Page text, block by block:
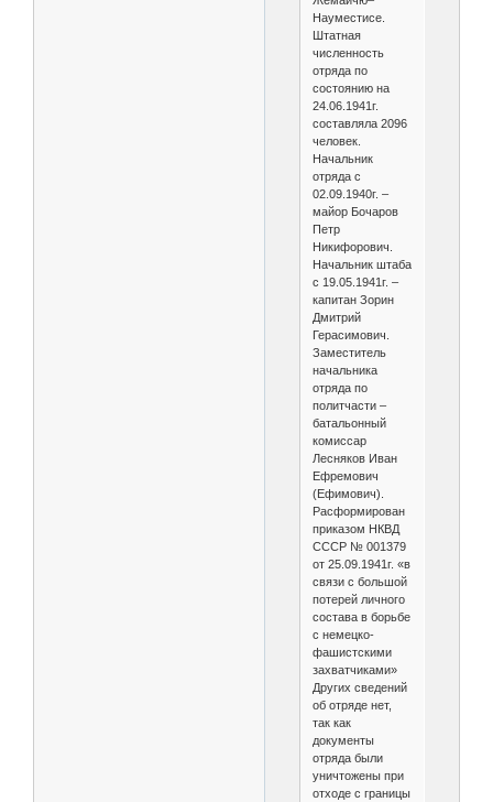
Науместисе.
Штатная
численность
отряда по
состоянию на
24.06.1941г.
составляла 2096
человек.
Начальник
отряда с
02.09.1940г. –
майор Бочаров
Петр
Никифорович.
Начальник штаба
с 19.05.1941г. –
капитан Зорин
Дмитрий
Герасимович.
Заместитель
начальника
отряда по
политчасти –
батальонный
комиссар
Лесняков Иван
Ефремович
(Ефимович).
Расформирован
приказом НКВД
СССР № 001379
от 25.09.1941г. «в
связи с большой
потерей личного
состава в борьбе
с немецко-
фашистскими
захватчиками»
Других сведений
об отряде нет,
так как
документы
отряда были
уничтожены при
отходе с границы